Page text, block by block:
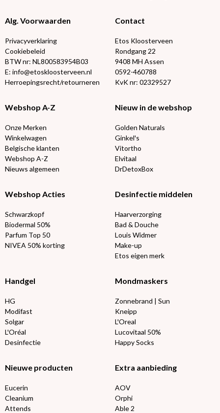
Alg. Voorwaarden
Privacyverklaring
Cookiebeleid
BTW nr: NL800583954B03
E: info@etoskloosterveen.nl
Herroepingsrecht/retourneren
Contact
Etos Kloosterveen
Rondgang 22
9408 MH Assen
0592-460788
KvK nr: 02329527
Webshop A-Z
Onze Merken
Winkelwagen
Belgische klanten
Webshop A-Z
Nieuws algemeen
Nieuw in de webshop
Golden Naturals
Ginkel's
Vitortho
Elvitaal
DrDetoxBox
Webshop Acties
Schwarzkopf
Biodermal 50%
Parfum Top 50
NIVEA 50% korting
Desinfectie middelen
Haarverzorging
Bad & Douche
Louis Widmer
Make-up
Etos eigen merk
Handgel
HG
Modifast
Solgar
L'Oréal
Desinfectie
Mondmaskers
Zonnebrand | Sun
Kneipp
L'Oreal
Lucovitaal 50%
Happy Socks
Nieuwe producten
Eucerin
Cleanium
Attends
Extra aanbieding
AOV
Orphi
Able 2